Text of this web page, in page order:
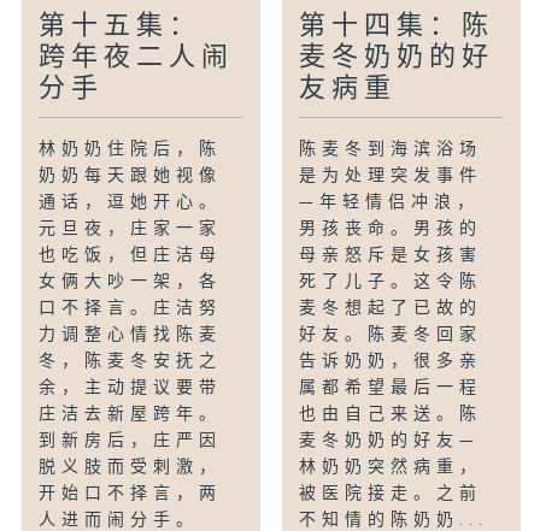
第十五集：
跨年夜二人闹
分手
林奶奶住院后，陈
奶奶每天跟她视像
通话，逗她开心。
元旦夜，庄家一家
也吃饭，但庄洁母
女俩大吵一架，各
口不择言。庄洁努
力调整心情找陈麦
冬，陈麦冬安抚之
余，主动提议要带
庄洁去新屋跨年。
到新房后，庄严因
脱义肢而受刺激，
开始口不择言，两
人进而闹分手。
第十四集：陈
麦冬奶奶的好
友病重
陈麦冬到海滨浴场
是为处理突发事件
—年轻情侣冲浪，
男孩丧命。男孩的
母亲怒斥是女孩害
死了儿子。这令陈
麦冬想起了已故的
好友。陈麦冬回家
告诉奶奶，很多亲
属都希望最后一程
也由自己来送。陈
麦冬奶奶的好友—
林奶奶突然病重，
被医院接走。之前
不知情的陈奶奶...